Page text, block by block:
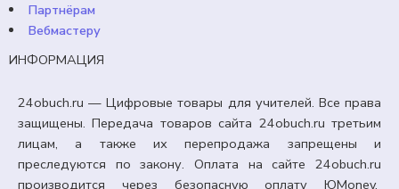
Партнёрам
Вебмастеру
ИНФОРМАЦИЯ
24obuch.ru — Цифровые товары для учителей. Все права
защищены. Передача товаров сайта 24obuch.ru третьим
лицам, а также их перепродажа запрещены и
преследуются по закону. Оплата на сайте 24obuch.ru
производится через безопасную оплату ЮMoney.